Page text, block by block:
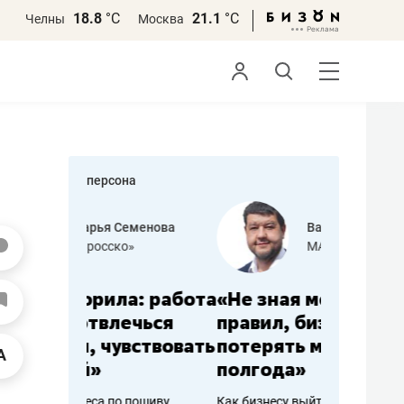
Челны 18.8 °С Москва 21.1 °С
персона
работа
Василь Мазитов
«Не зная местных
правил, бизнес может
потерять минимум
полгода»